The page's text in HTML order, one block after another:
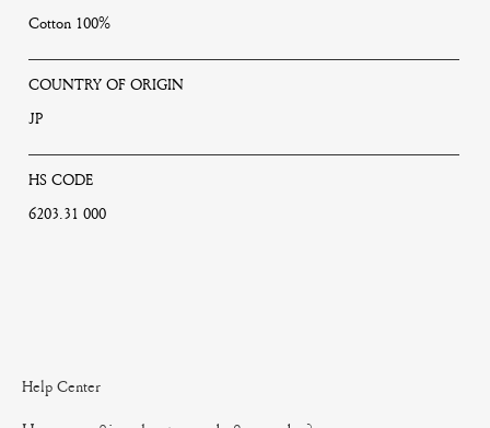
Cotton 100%
COUNTRY OF ORIGIN
JP
HS CODE
6203.31 000
Help Center